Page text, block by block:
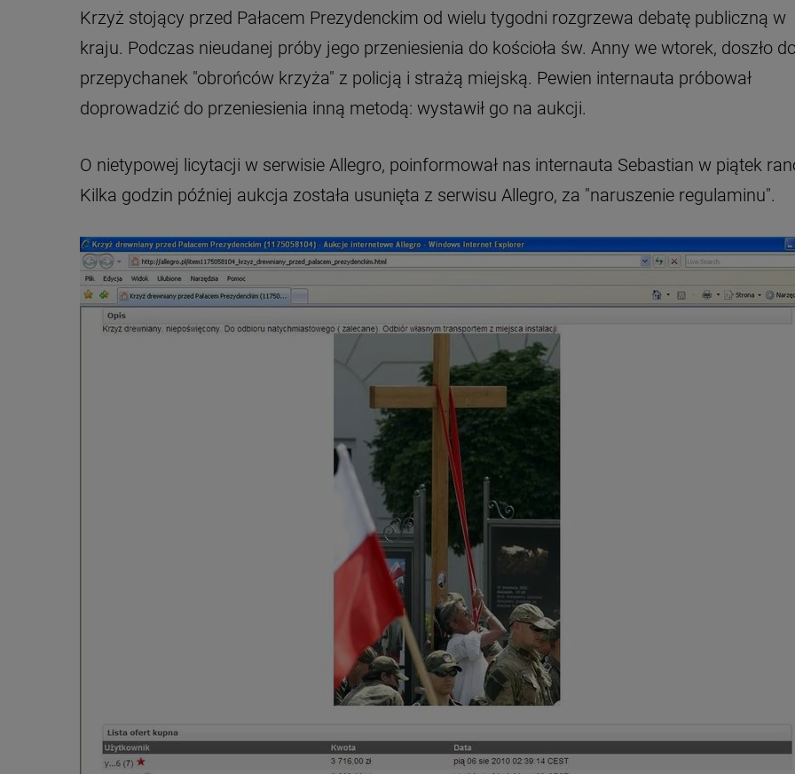
Krzyż stojący przed Pałacem Prezydenckim od wielu tygodni rozgrzewa debatę publiczną w
kraju. Podczas nieudanej próby jego przeniesienia do kościoła św. Anny we wtorek, doszło
przepychanek "obrońców krzyża" z policją i strażą miejską. Pewien internauta próbował
doprowadzić do przeniesienia inną metodą: wystawił go na aukcji.
O nietypowej licytacji w serwisie Allegro, poinformował nas internauta Sebastian w piątek
Kilka godzin później aukcja została usunięta z serwisu Allegro, za "naruszenie regulaminu".